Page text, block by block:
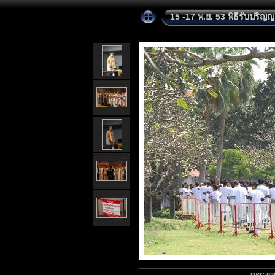
15 -17 พ.ย. 53 พิธีรับปริญ